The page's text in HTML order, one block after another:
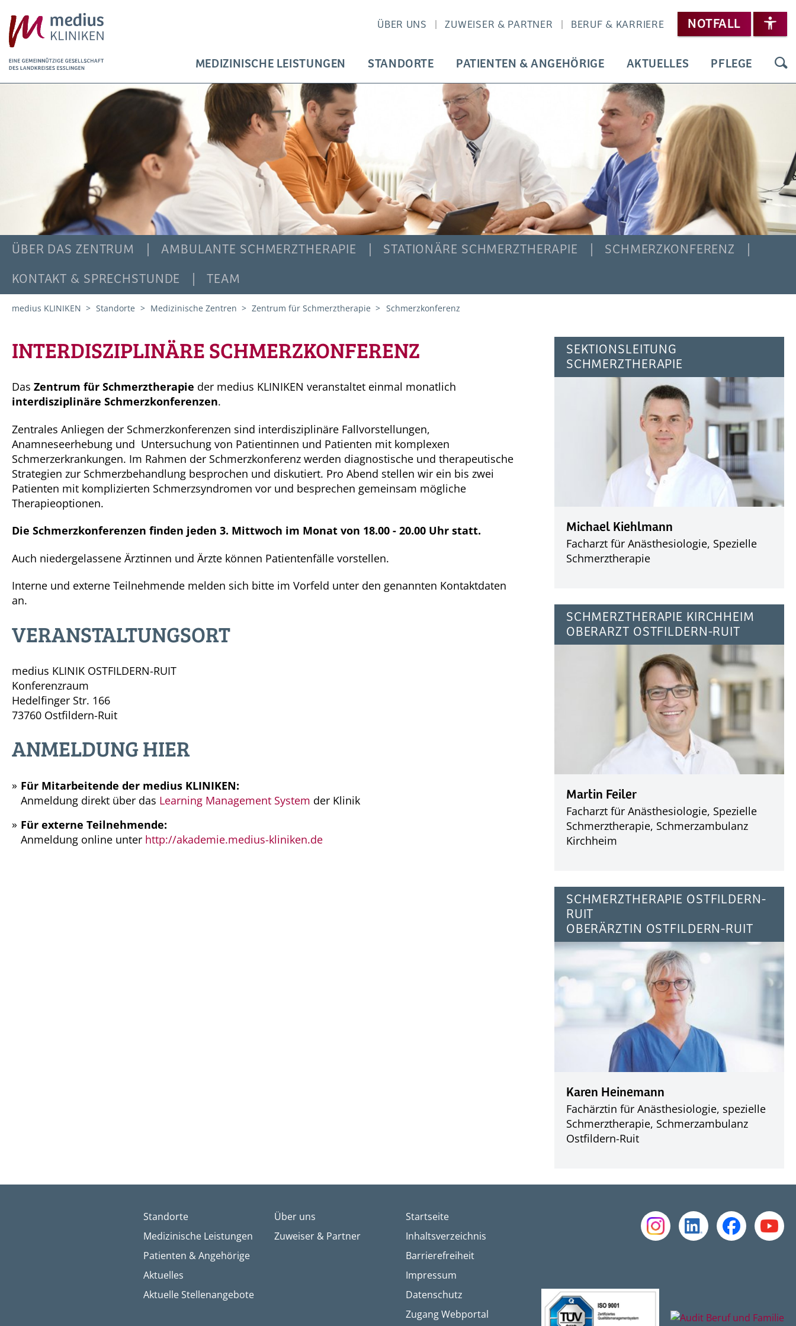
ÜBER UNS ZUWEISER & PARTNER BERUF & KARRIERE NOTFALL
MEDIZINISCHE LEISTUNGEN STANDORTE PATIENTEN & ANGEHÖRIGE AKTUELLES PFLEGE
ÜBER DAS ZENTRUM AMBULANTE SCHMERZTHERAPIE STATIONÄRE SCHMERZTHERAPIE SCHMERZKONFERENZ
KONTAKT & SPRECHSTUNDE TEAM
medius KLINIKEN Standorte Medizinische Zentren Zentrum für Schmerztherapie Schmerzkonferenz
INTERDISZIPLINÄRE SCHMERZKONFERENZ
Das Zentrum für Schmerztherapie der medius KLINIKEN veranstaltet einmal monatlich
interdisziplinäre Schmerzkonferenzen.
Zentrales Anliegen der Schmerzkonferenzen sind interdisziplinäre Fallvorstellungen,
Anamneseerhebung und Untersuchung von Patientinnen und Patienten mit komplexen
Schmerzerkrankungen. Im Rahmen der Schmerzkonferenz werden diagnostische und therapeutische
Strategien zur Schmerzbehandlung besprochen und diskutiert. Pro Abend stellen wir ein bis zwei
Patienten mit komplizierten Schmerzsyndromen vor und besprechen gemeinsam mögliche
Therapieoptionen.
Die Schmerzkonferenzen finden jeden 3. Mittwoch im Monat von 18.00 - 20.00 Uhr statt.
Auch niedergelassene Ärztinnen und Ärzte können Patientenfälle vorstellen.
Interne und externe Teilnehmende melden sich bitte im Vorfeld unter den genannten Kontaktdaten
an.
VERANSTALTUNGSORT
medius KLINIK OSTFILDERN-RUIT
Konferenzraum
Hedelfinger Str. 166
73760 Ostfildern-Ruit
ANMELDUNG HIER
Für Mitarbeitende der medius KLINIKEN:
Anmeldung direkt über das Learning Management System der Klinik
Für externe Teilnehmende:
Anmeldung online unter http://akademie.medius-kliniken.de
SEKTIONSLEITUNG
SCHMERZTHERAPIE
Michael Kiehlmann
Facharzt für Anästhesiologie, Spezielle
Schmerztherapie
SCHMERZTHERAPIE KIRCHHEIM
OBERARZT OSTFILDERN-RUIT
Martin Feiler
Facharzt für Anästhesiologie, Spezielle
Schmerztherapie, Schmerzambulanz
Kirchheim
SCHMERZTHERAPIE OSTFILDERN-
RUIT
OBERÄRZTIN OSTFILDERN-RUIT
Karen Heinemann
Fachärztin für Anästhesiologie, spezielle
Schmerztherapie, Schmerzambulanz
Ostfildern-Ruit
Standorte
Medizinische Leistungen
Patienten & Angehörige
Aktuelles
Aktuelle Stellenangebote
Über uns
Zuweiser & Partner
Startseite
Inhaltsverzeichnis
Barrierefreiheit
Impressum
Datenschutz
Zugang Webportal